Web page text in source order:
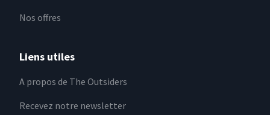
Nos offres
Liens utiles
A propos de The Outsiders
Recevez notre newsletter